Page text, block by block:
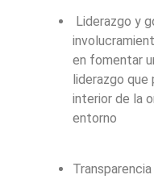
Liderazgo y
en fomentar
liderazgo
interior de la
entorno